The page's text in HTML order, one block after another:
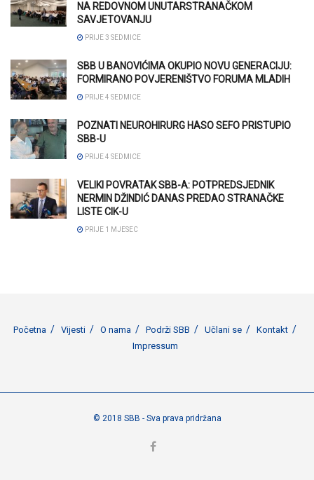
NA REDOVNOM UNUTARSTRANAČKOM
SAVJETOVANJU
PRIJE 3 SEDMICE
SBB U BANOVIĆIMA OKUPIO NOVU GENERACIJU:
FORMIRANO POVJERENIŠTVO FORUMA MLADIH
PRIJE 4 SEDMICE
POZNATI NEUROHIRURG HASO SEFO PRISTUPIO
SBB-U
PRIJE 4 SEDMICE
VELIKI POVRATAK SBB-A: POTPREDSJEDNIK
NERMIN DŽINDIĆ DANAS PREDAO STRANAČKE
LISTE CIK-U
PRIJE 1 MJESEC
Početna Vijesti O nama Podrži SBB Učlani se
Kontakt
Impressum
© 2018 SBB - Sva prava pridržana